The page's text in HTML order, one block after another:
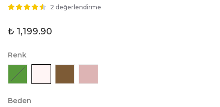
2 değerlendirme
₺ 1,199.90
Renk
Beden